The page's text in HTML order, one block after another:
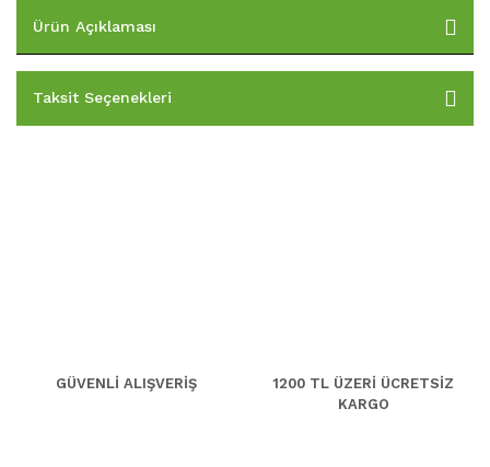
Ürün Açıklaması
Taksit Seçenekleri
GÜVENLİ ALIŞVERİŞ
1200 TL ÜZERİ ÜCRETSİZ
KARGO